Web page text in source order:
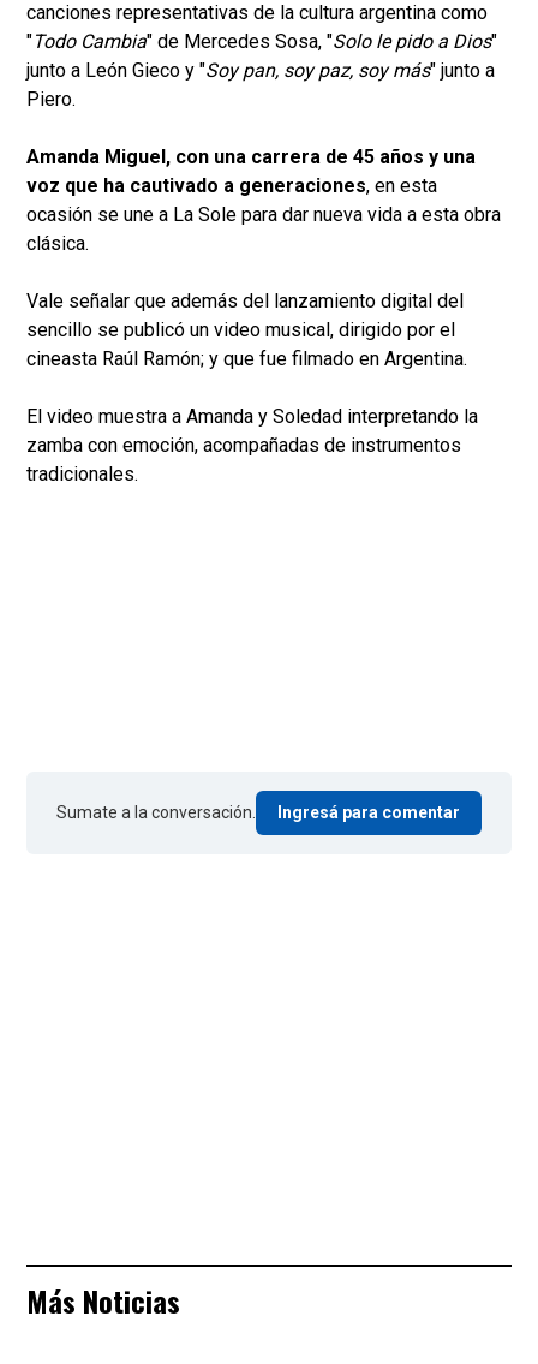
canciones representativas de la cultura argentina como
"Todo Cambia" de Mercedes Sosa, "Solo le pido a Dios"
junto a León Gieco y "Soy pan, soy paz, soy más" junto a
Piero.
Amanda Miguel, con una carrera de 45 años y una
voz que ha cautivado a generaciones, en esta
ocasión se une a La Sole para dar nueva vida a esta obra
clásica.
Vale señalar que además del lanzamiento digital del
sencillo se publicó un video musical, dirigido por el
cineasta Raúl Ramón; y que fue filmado en Argentina.
El video muestra a Amanda y Soledad interpretando la
zamba con emoción, acompañadas de instrumentos
tradicionales.
Sumate a la conversación. Ingresá para comentar
Más Noticias